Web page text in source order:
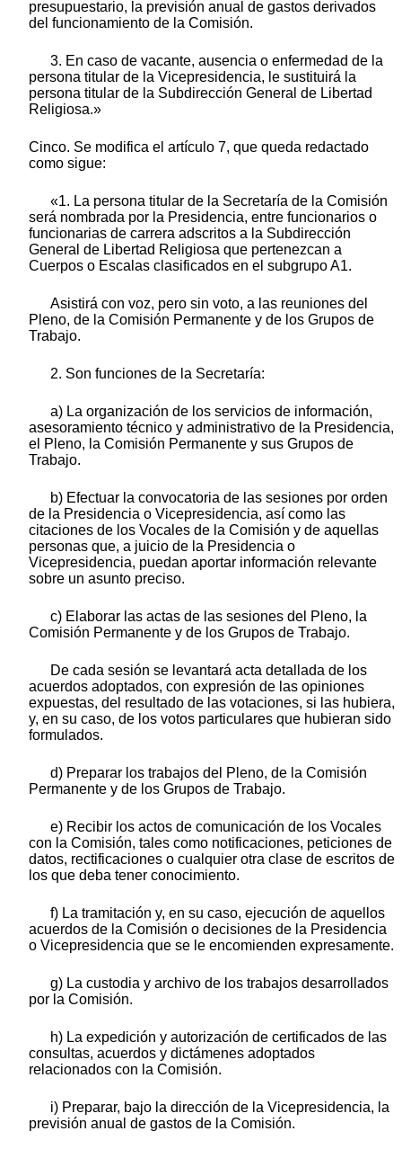
presupuestario, la previsión anual de gastos derivados
del funcionamiento de la Comisión.
3. En caso de vacante, ausencia o enfermedad de la
persona titular de la Vicepresidencia, le sustituirá la
persona titular de la Subdirección General de Libertad
Religiosa.»
Cinco. Se modifica el artículo 7, que queda redactado
como sigue:
«1. La persona titular de la Secretaría de la Comisión
será nombrada por la Presidencia, entre funcionarios o
funcionarias de carrera adscritos a la Subdirección
General de Libertad Religiosa que pertenezcan a
Cuerpos o Escalas clasificados en el subgrupo A1.
Asistirá con voz, pero sin voto, a las reuniones del
Pleno, de la Comisión Permanente y de los Grupos de
Trabajo.
2. Son funciones de la Secretaría:
a) La organización de los servicios de información,
asesoramiento técnico y administrativo de la Presidencia,
el Pleno, la Comisión Permanente y sus Grupos de
Trabajo.
b) Efectuar la convocatoria de las sesiones por orden
de la Presidencia o Vicepresidencia, así como las
citaciones de los Vocales de la Comisión y de aquellas
personas que, a juicio de la Presidencia o
Vicepresidencia, puedan aportar información relevante
sobre un asunto preciso.
c) Elaborar las actas de las sesiones del Pleno, la
Comisión Permanente y de los Grupos de Trabajo.
De cada sesión se levantará acta detallada de los
acuerdos adoptados, con expresión de las opiniones
expuestas, del resultado de las votaciones, si las hubiera,
y, en su caso, de los votos particulares que hubieran sido
formulados.
d) Preparar los trabajos del Pleno, de la Comisión
Permanente y de los Grupos de Trabajo.
e) Recibir los actos de comunicación de los Vocales
con la Comisión, tales como notificaciones, peticiones de
datos, rectificaciones o cualquier otra clase de escritos de
los que deba tener conocimiento.
f) La tramitación y, en su caso, ejecución de aquellos
acuerdos de la Comisión o decisiones de la Presidencia
o Vicepresidencia que se le encomienden expresamente.
g) La custodia y archivo de los trabajos desarrollados
por la Comisión.
h) La expedición y autorización de certificados de las
consultas, acuerdos y dictámenes adoptados
relacionados con la Comisión.
i) Preparar, bajo la dirección de la Vicepresidencia, la
previsión anual de gastos de la Comisión.